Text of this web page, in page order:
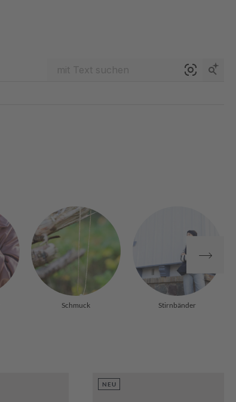
Schmuck Stirnbänder
NEU